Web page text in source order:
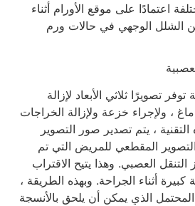
اعتمادًا على موقع الأورام أثناء
الشلل الوجهي في حالات ورم
توفر تصويرًا ثلاثي الأبعاد لإزالة
، ولإجراء خزعة ولإزالة الخراجات
، يتم تصدير صور التصوير
المقطعي للمريض التي تم
العصبي. وهذا يتيح الاقتراب
أثناء الجراحة. وبهذه الطريقة ،
الذي يمكن أن يلحق بالأنسجة